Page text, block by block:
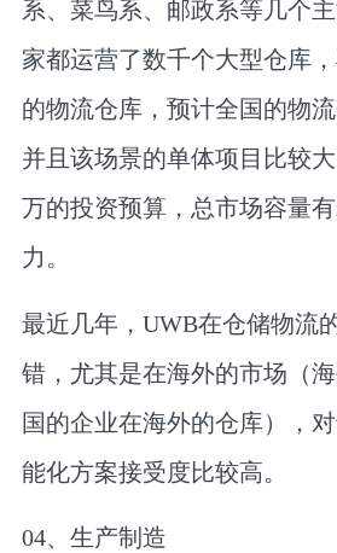
系、菜鸟系、邮政系等几个
家都运营了数千个大型仓库
的物流仓库，预计全国的物
并且该场景的单体项目比较
万的投资预算，总市场容量
力。
最近几年，UWB在仓储物流
错，尤其是在海外的市场（
国的企业在海外的仓库），
能化方案接受度比较高。
04、 生产制造